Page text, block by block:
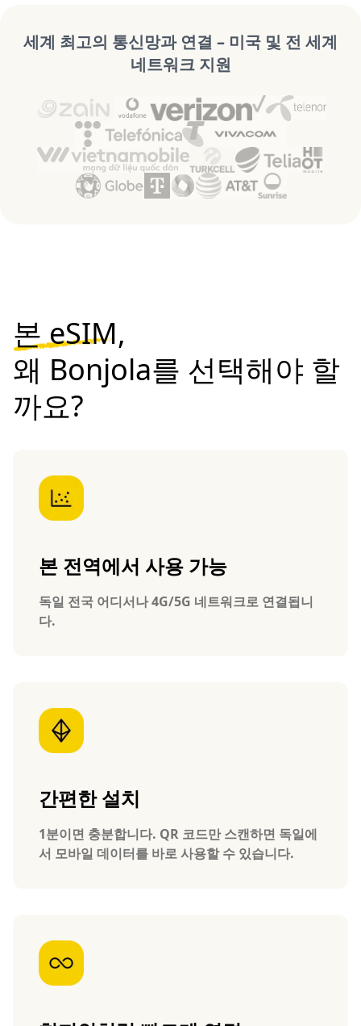
세계 최고의 통신망과 연결 – 미국 및 전 세계
네트워크 지원
본 eSIM,
왜 Bonjola를 선택해야 할
까요?
본 전역에서 사용 가능
독일 전국 어디서나 4G/5G 네트워크로 연결됩니
다.
간편한 설치
1분이면 충분합니다. QR 코드만 스캔하면 독일에
서 모바일 데이터를 바로 사용할 수 있습니다.